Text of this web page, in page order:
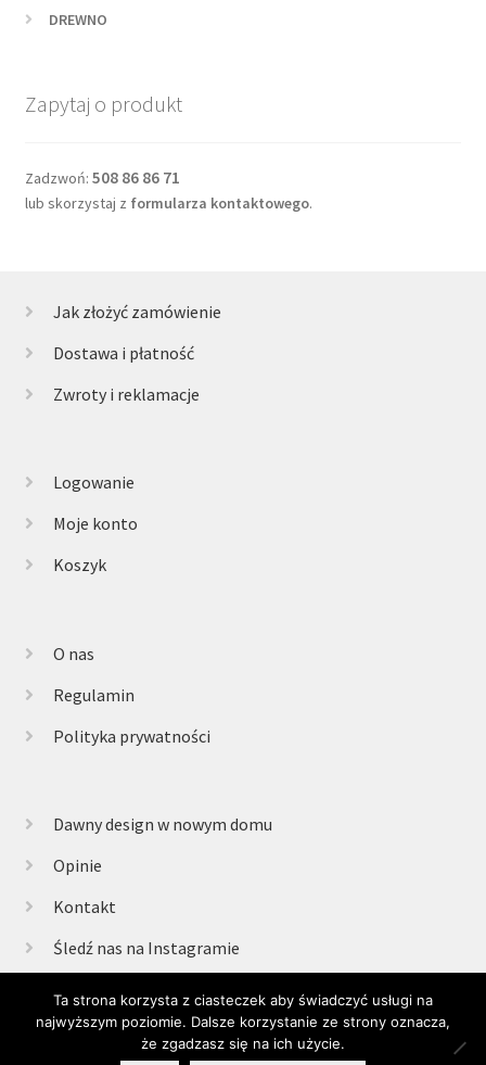
DREWNO
Zapytaj o produkt
Zadzwoń: 508 86 86 71
lub skorzystaj z formularza kontaktowego.
Jak złożyć zamówienie
Dostawa i płatność
Zwroty i reklamacje
Logowanie
Moje konto
Koszyk
O nas
Regulamin
Polityka prywatności
Dawny design w nowym domu
Opinie
Kontakt
Śledź nas na Instagramie
© Retrogabinet 2025
Ta strona korzysta z ciasteczek aby świadczyć usługi na
najwyższym poziomie. Dalsze korzystanie ze strony oznacza,
że zgadzasz się na ich użycie.